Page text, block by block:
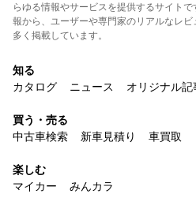
らゆる情報やサービスを提供するサイト
報から、ユーザーや専門家のリアルなレ
多く掲載しています。
知る
カタログ
ニュース オリジナル記
買う・売る
中古車検索
新車見積り 車買取
楽しむ
マイカー
みんカラ